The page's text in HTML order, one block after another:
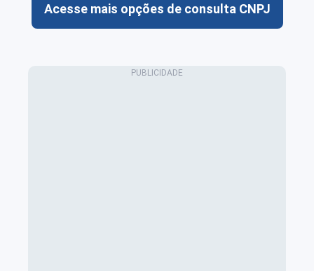
Acesse mais opções de consulta CNPJ